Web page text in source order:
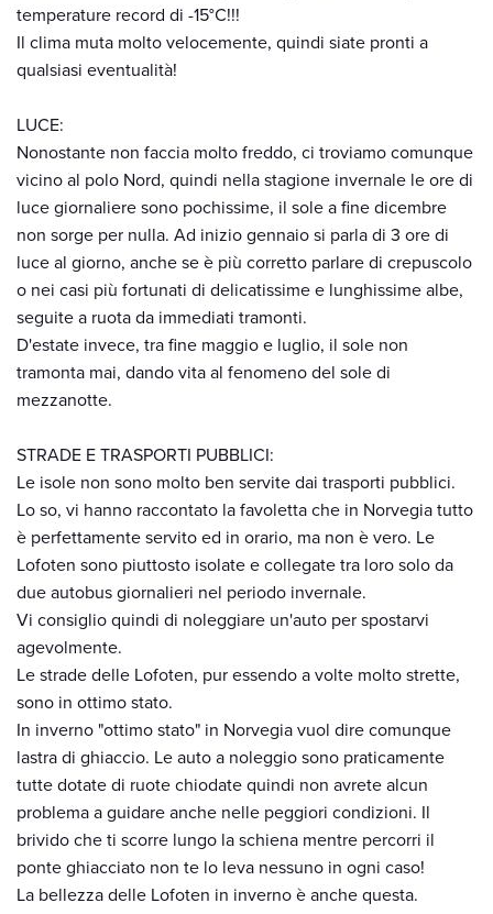
temperature record di -15°C!!!
Il clima muta molto velocemente, quindi siate pronti a
qualsiasi eventualità!
LUCE:
Nonostante non faccia molto freddo, ci troviamo comunque
vicino al polo Nord, quindi nella stagione invernale le ore di
luce giornaliere sono pochissime, il sole a fine dicembre
non sorge per nulla. Ad inizio gennaio si parla di 3 ore di
luce al giorno, anche se è più corretto parlare di crepuscolo
o nei casi più fortunati di delicatissime e lunghissime albe,
seguite a ruota da immediati tramonti.
D'estate invece, tra fine maggio e luglio, il sole non
tramonta mai, dando vita al fenomeno del sole di
mezzanotte.
STRADE E TRASPORTI PUBBLICI:
Le isole non sono molto ben servite dai trasporti pubblici.
Lo so, vi hanno raccontato la favoletta che in Norvegia tutto
è perfettamente servito ed in orario, ma non è vero. Le
Lofoten sono piuttosto isolate e collegate tra loro solo da
due autobus giornalieri nel periodo invernale.
Vi consiglio quindi di noleggiare un'auto per spostarvi
agevolmente.
Le strade delle Lofoten, pur essendo a volte molto strette,
sono in ottimo stato.
In inverno "ottimo stato" in Norvegia vuol dire comunque
lastra di ghiaccio. Le auto a noleggio sono praticamente
tutte dotate di ruote chiodate quindi non avrete alcun
problema a guidare anche nelle peggiori condizioni. Il
brivido che ti scorre lungo la schiena mentre percorri il
ponte ghiacciato non te lo leva nessuno in ogni caso!
La bellezza delle Lofoten in inverno è anche questa.